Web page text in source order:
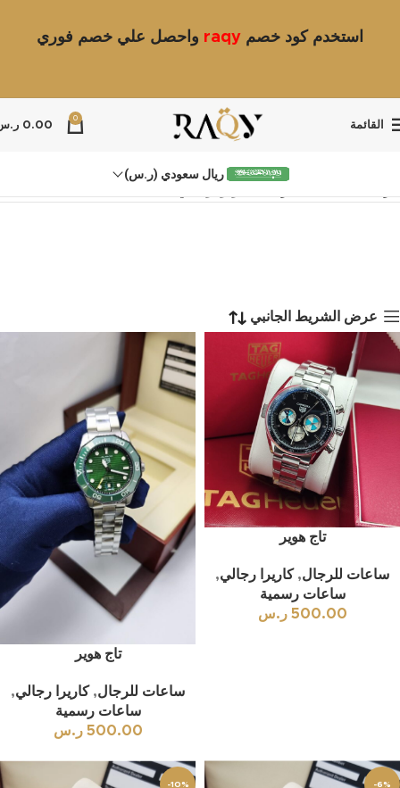
استخدم كود خصم raqy واحصل علي خصم فوري
القائمة
0
0.00
ريال سعودي (ر.س)
عرض الشريط الجانبي
تاج هوير
ساعات للرجال, كاريرا رجالي,
ساعات رسمية
500.00 ر.س
تاج هوير
ساعات للرجال, كاريرا رجالي,
ساعات رسمية
500.00 ر.س
-6%
-10%